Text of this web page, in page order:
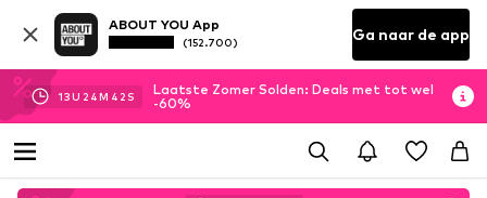
ABOUT YOU App
(152.700) Ga naar de app
13U 24M 39 S
Laatste Zomer Solden: Deals met tot wel
-60%